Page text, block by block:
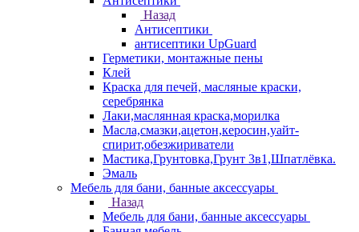
Назад
Антисептики
антисептики UpGuard
Герметики, монтажные пены
Клей
Краска для печей, масляные краски,
серебрянка
Лаки,маслянная краска,морилка
Масла,смазки,ацетон,керосин,уайт-
спирит,обезжириватели
Мастика,Грунтовка,Грунт 3в1,Шпатлёвка.
Эмаль
Мебель для бани, банные аксессуары
Назад
Мебель для бани, банные аксессуары